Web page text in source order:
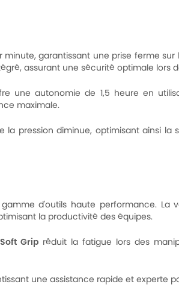
garantissant une prise ferme sur
assurant une sécurité optimale lors
une autonomie de 1,5 heure en
maximale.
pression diminue, optimisant ainsi la
d'outils haute performance. La
la productivité des équipes.
Soft Grip réduit la fatigue lors des
une assistance rapide et experte